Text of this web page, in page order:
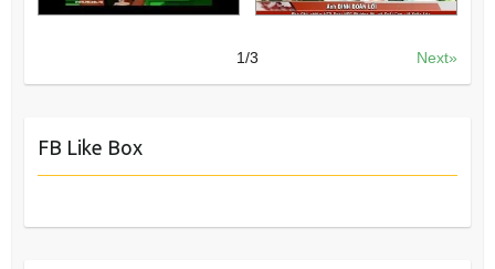
1/3 Next»
FB Like Box